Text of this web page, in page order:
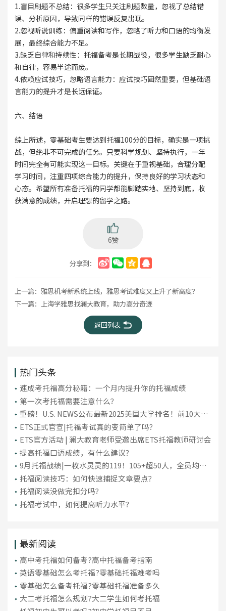
1.盲目刷题不总结：很多学生只关注刷题数量，忽视了总结错
误、分析原因，导致同样的错误反复出现。
2.忽视听说训练：偏重阅读和写作，忽略了听力和口语的均衡发
展，最终综合能力不足。
3.缺乏自律和持续性：托福备考是长期战役，很多学生缺乏耐心
和自律，容易半途而废。
4.依赖应试技巧，忽略语言能力：应试技巧固然重要，但基础语
言能力的提升才是长远保证。
六、结语
综上所述，零基础考生要达到托福100分的目标，确实是一项挑
战，但绝非不可完成的任务。只要科学规划、坚持执行，一年
时间完全有可能实现这一目标。关键在于重视基础，合理分配
学习时间，注重四项综合能力的提升，保持良好的学习状态和
心态。希望所有准备托福的同学都能脚踏实地、坚持到底，收
获满意的成绩，开启理想的留学之路。
6赞
分享到：
上一篇： 雅思机考新系统上线，雅思考试难度又上升了新高度？
下一篇： 上海学雅思找澜大教育，助力高分奇迹
返回列表
热门头条
​速成考托福高分秘籍：一个月内提升你的托福成绩
第一次考托福需要注意什么？
重磅！U.S. NEWS公布最新2025美国大学排名！前10大洗
牌，纽大重回TOP30！
ETS正式官宣|托福考试真的变简单了吗？
ETS官方活动 | 澜大教育老师受邀出席ETS托福教师研讨会
提高托福口语成绩，有什么建议？
9月托福战绩|一枚水灵灵的119！105+超50人，全员均分
破百！
托福阅读技巧：如何快速捕捉文章要点？
托福阅读没做完扣分吗？
托福考试中，如何提高听力水平？
最新阅读
高中考托福如何备考?高中托福备考指南
英语零基础怎么考托福?零基础托福难考吗
零基础怎么备考托福?零基础托福准备多久
大二考托福怎么规划?大二学生如何考托福